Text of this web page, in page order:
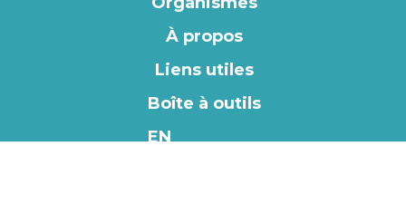
À propos
Liens utiles
Boîte à outils
EN